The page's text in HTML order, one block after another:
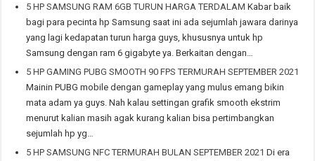
5 HP SAMSUNG RAM 6GB TURUN HARGA TERDALAM Kabar baik
bagi para pecinta hp Samsung saat ini ada sejumlah jawara darinya
yang lagi kedapatan turun harga guys, khususnya untuk hp
Samsung dengan ram 6 gigabyte ya. Berkaitan dengan…
5 HP GAMING PUBG SMOOTH 90 FPS TERMURAH SEPTEMBER 2021
Mainin PUBG mobile dengan gameplay yang mulus emang bikin
mata adam ya guys. Nah kalau settingan grafik smooth ekstrim
menurut kalian masih agak kurang kalian bisa pertimbangkan
sejumlah hp yg…
5 HP SAMSUNG NFC TERMURAH BULAN SEPTEMBER 2021 Di era